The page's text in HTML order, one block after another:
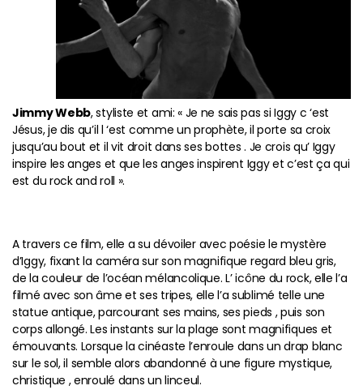
Jimmy Webb, styliste et ami: « Je ne sais pas si Iggy c ‘est
Jésus, je dis qu’il l ‘est comme un prophète, il porte sa croix
jusqu’au bout et il vit droit dans ses bottes . Je crois qu’ Iggy
inspire les anges et que les anges inspirent Iggy et c’est ça qui
est du rock and roll ».
A travers ce film, elle a su dévoiler avec poésie le mystère
d’Iggy, fixant la caméra sur son magnifique regard bleu gris,
de la couleur de l’océan mélancolique. L’ icône du rock, elle l’a
filmé avec son âme et ses tripes, elle l’a sublimé telle une
statue antique, parcourant ses mains, ses pieds , puis son
corps allongé. Les instants sur la plage sont magnifiques et
émouvants. Lorsque la cinéaste l’enroule dans un drap blanc
sur le sol, il semble alors abandonné à une figure mystique,
christique , enroulé dans un linceul.